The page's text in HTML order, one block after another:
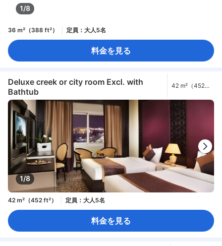
1/8
36 m²（388 ft²） 定員：大人5名
料金を見る
Deluxe creek or city room Excl. with
Bathtub
42 m²（452
1/8
42 m²（452 ft²） 定員：大人5名
料金を見る